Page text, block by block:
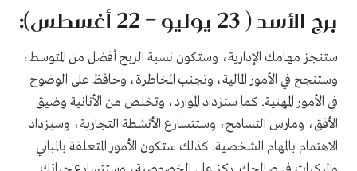
برج الأسد ( 23 يوليو – 22 أغسطس):
ستنجز مهامك الإدارية، وستكون نسبة الربح أفضل من المتوسط،
وستنجح في الأمور المالية، وتجنب المخاطرة، وحافظ على الوضوح
في الأمور المهنية. كما ستزداد الموارد، وتخلص من الأنانية وضيق
الأفق، ومارس التسامح، وستتسارع الأنشطة التجارية، وسيزداد
الاهتمام بالمهام الشخصية. كذلك ستكون الأمور المتعلقة بالمباني